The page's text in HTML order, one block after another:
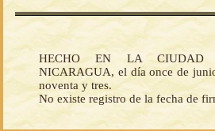
HECHO EN LA CIUDAD
NICARAGUA, el día once de
noventa y tres.
No existe registro de la fecha de